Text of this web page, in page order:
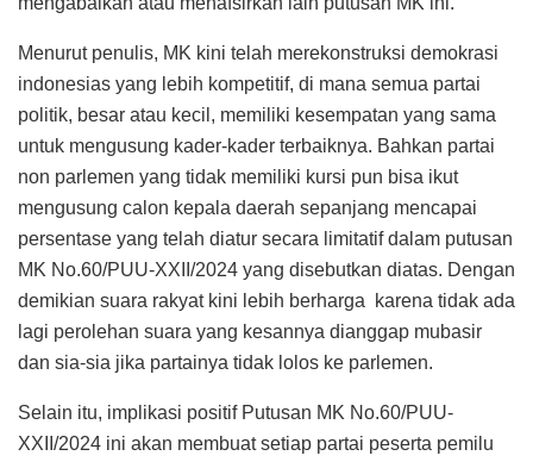
Menurut penulis, MK kini telah merekonstruksi demokrasi
indonesias yang lebih kompetitif, di mana semua partai
politik, besar atau kecil, memiliki kesempatan yang sama
untuk mengusung kader-kader terbaiknya. Bahkan partai
non parlemen yang tidak memiliki kursi pun bisa ikut
mengusung calon kepala daerah sepanjang mencapai
persentase yang telah diatur secara limitatif dalam putusan
MK No.60/PUU-XXII/2024 yang disebutkan diatas. Dengan
demikian suara rakyat kini lebih berharga karena tidak ada
lagi perolehan suara yang kesannya dianggap mubasir
dan sia-sia jika partainya tidak lolos ke parlemen.
Selain itu, implikasi positif Putusan MK No.60/PUU-
XXII/2024 ini akan membuat setiap partai peserta pemilu